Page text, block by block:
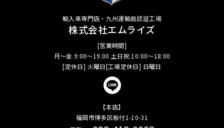
輸入車専門店・九州運輸局認証工場
株式会社エムライズ
[営業時間]
月～金.9:00～19:00 土日祝.10:00～18:00
[定休日] 火曜日[工場定休日] 日曜日
【本店】
福岡市博多区板付1-10-31